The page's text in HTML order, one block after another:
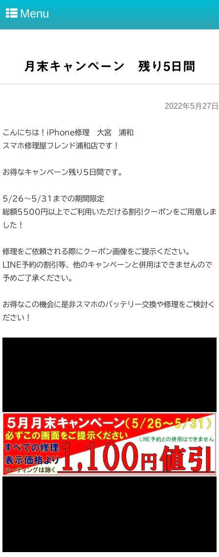
Menu
月末キャンペーン 残り5日間
2022年5月27日
こんにちは！iPhone修理 大宮 浦和
スマホ修理屋フレンド浦和店です！
お得なキャンペーン残り5日間です。
5/26〜5/31までの期間限定
総額5500円以上でご利用いただける割引クーポンをご用意しま
した！
修理をご依頼される際にクーポン画像をご提示ください。
LINE予約の割引等、他のキャンペーンと併用はできませんので
予めご了承ください。
お得なこの機会に是非スマホのバッテリー交換や修理をご検討く
ださい！